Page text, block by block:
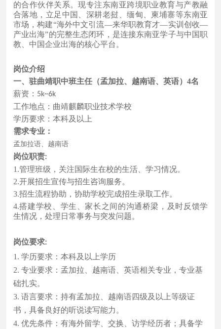
的合作伙伴关系。现专注东南亚跨境职业教育与产教融
合落地，立足中国、深耕老挝、缅甸、柬埔寨等东南亚
市场，构建“海外中文引流—来华职教育才—实训创收—
产业出海”的完整生态闭环，是连接东南亚学子与中国职
教、中国企业出海的核心平台。
岗位介绍
一、驻曲靖职中班主任（孟加拉、越南语、英语） 4名
薪资： 5k~6k
工作地点： 曲靖麒麟职业技术学校
学历要求：本科及以上
需求专业：
孟加拉语、越南语
岗位职责:
1.管理班级，关注国际生在校的生活、学习情况。
2.开展招生宣传与招生咨询服务。
3.招生流程协助，协助学校完成招生录取工作。
4.搭建学校、学生、家长之间的沟通桥梁，及时反馈学
生情况，处理日常事务与突发问题。
岗位要求:
1. 学历要求：本科及以上学历
2. 专业要求：孟加拉、越南语、英语相关专业，专业基
础扎实。
3. 语言要求：持有孟加拉、越南语四级及以上等级证
书，具备良好的听说读写能力。
4. 优先条件：有海外留学、交换、访学经历者；具备学